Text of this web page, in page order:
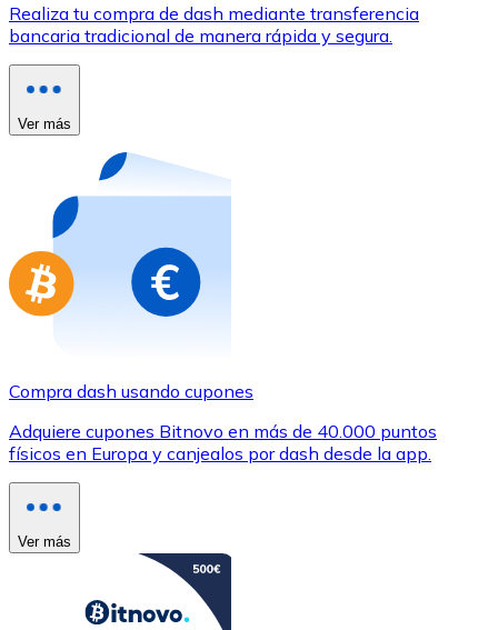
Comprar con tarjeta
Tienda - Tarjetas regalo
Compra tarjetas regalo de tus marcas favoritas con
Ir a la tienda de tarjetas regalo
Realiza tu compra de dash mediante transferencia
bancaria tradicional de manera rápida y segura.
Ver más
Compra dash usando cupones
Adquiere cupones Bitnovo en más de 40.000 puntos
físicos en Europa y canjealos por dash desde la app.
Ver más